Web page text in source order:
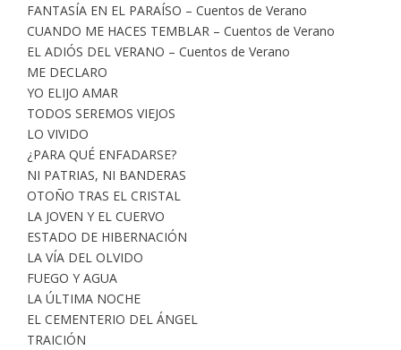
FANTASÍA EN EL PARAÍSO – Cuentos de Verano
CUANDO ME HACES TEMBLAR – Cuentos de Verano
EL ADIÓS DEL VERANO – Cuentos de Verano
ME DECLARO
YO ELIJO AMAR
TODOS SEREMOS VIEJOS
LO VIVIDO
¿PARA QUÉ ENFADARSE?
NI PATRIAS, NI BANDERAS
OTOÑO TRAS EL CRISTAL
LA JOVEN Y EL CUERVO
ESTADO DE HIBERNACIÓN
LA VÍA DEL OLVIDO
FUEGO Y AGUA
LA ÚLTIMA NOCHE
EL CEMENTERIO DEL ÁNGEL
TRAICIÓN